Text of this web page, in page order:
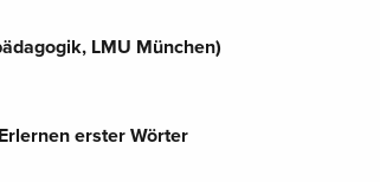
LMU München)
erster Wörter